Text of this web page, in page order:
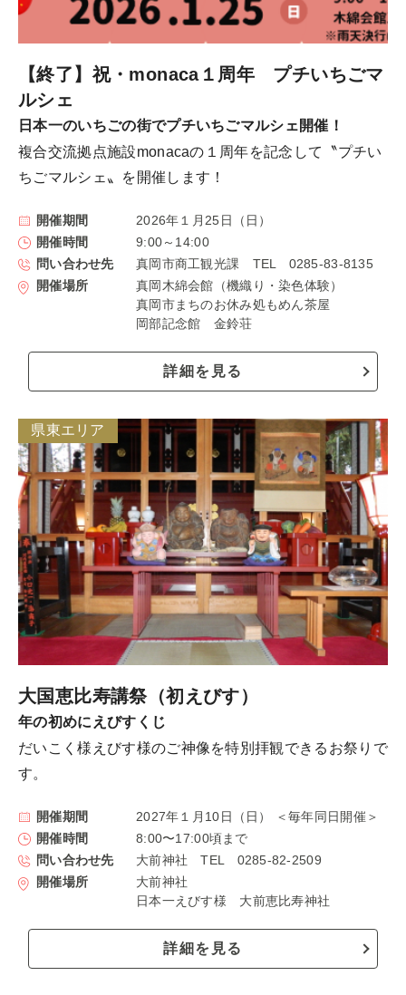
【終了】祝・monaca１周年 プチいちごマ
ルシェ
日本一のいちごの街でプチいちごマルシェ開催！
複合交流拠点施設monacaの１周年を記念して〝プチい
ちごマルシェ〟を開催します！
開催期間
2026年１月25日（日）
開催時間
9:00～14:00
問い合わせ先
真岡市商工観光課 TEL 0285-83-8135
開催場所
真岡木綿会館（機織り・染色体験）
真岡市まちのお休み処もめん茶屋
岡部記念館 金鈴荘
詳細を見る
大国恵比寿講祭（初えびす）
県東エリア
年の初めにえびすくじ
だいこく様えびす様のご神像を特別拝観できるお祭りで
す。
開催期間
2027年１月10日（日） ＜毎年同日開催＞
開催時間
8:00〜17:00頃まで
問い合わせ先
大前神社 TEL 0285-82-2509
開催場所
大前神社
日本一えびす様 大前恵比寿神社
詳細を見る